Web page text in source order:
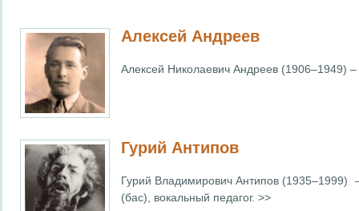
Алексей Андреев
Алексей Николаевич Андреев (1906–1949)
Гурий Антипов
Гурий Владимирович Антипов (1935–1999)
(бас), вокальный педагог. >>